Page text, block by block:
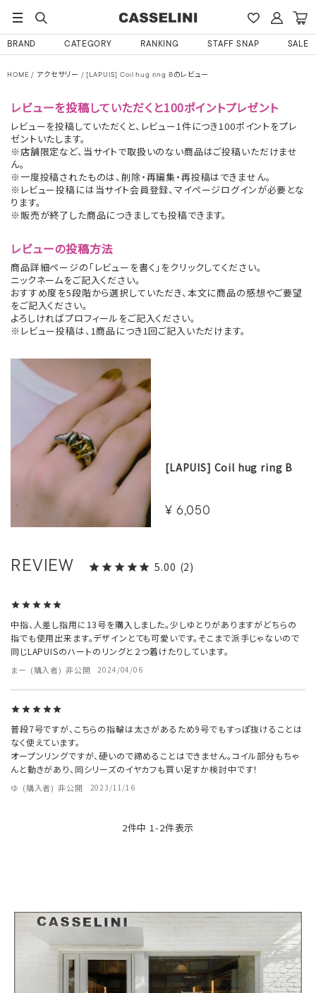
BRAND CATEGORY RANKING STAFF SNAP SALE
HOME アクセサリー [LAPUIS] Coil hug ring Bのレビュー
レビューを投稿していただくと100ポイントプレゼント
レビューを投稿していただくと、レビュー1件につき100ポイントをプレ
ゼントいたします。
※店舗限定など、当サイトで取扱いのない商品はご投稿いただけませ
ん。
※一度投稿されたものは、削除・再編集・再投稿はできません。
※レビュー投稿には当サイト会員登録、マイページログインが必要とな
ります。
※販売が終了した商品につきましても投稿できます。
レビューの投稿方法
商品詳細ページの「レビューを書く」をクリックしてください。
ニックネームをご記入ください。
おすすめ度を5段階から選択していただき、本文に商品の感想やご要望
をご記入ください。
よろしければプロフィールをご記入ください。
※レビュー投稿は、1商品につき1回ご記入いただけます。
[LAPUIS] Coil hug ring B
¥ 6,050
5.00 2
まー 購入者 非公開 2024/04/06
中指、人差し指用に13号を購入しました。少しゆとりがありますがどちらの
指でも使用出来ます。デザインとても可愛いです。そこまで派手じゃないので
同じLAPUISのハートのリングと２つ着けたりしています。
ゆ 購入者 非公開 2023/11/16
普段7号ですが、こちらの指輪は太さがあるため9号でもすっぽ抜けることは
なく使えています。
オープンリングですが、硬いので締めることはできません。コイル部分もちゃ
んと動きがあり、同シリーズのイヤカフも買い足すか検討中です！
2件中 1 -2件表示